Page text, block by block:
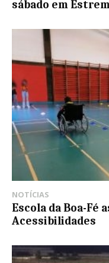
sábado em
NOTÍCIAS
Escola da Boa-Fé
Acessibilidades